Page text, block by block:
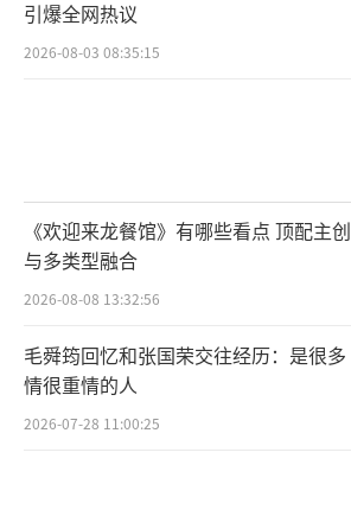
引爆全网热议
2026-08-03 08:35:15
《欢迎来龙餐馆》有哪些看点 顶配主创
与多类型融合
2026-08-08 13:32:56
毛舜筠回忆和张国荣交往经历：是很多
情很重情的人
2026-07-28 11:00:25